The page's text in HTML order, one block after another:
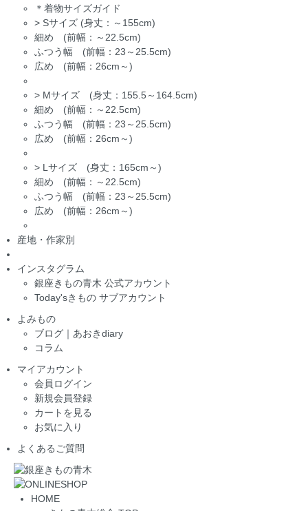
＊着物サイズガイド
> Sサイズ (身丈：～155cm)
細め (前幅：～22.5cm)
ふつう幅 (前幅：23～25.5cm)
広め (前幅：26cm～)
> Mサイズ (身丈：155.5～164.5cm)
細め (前幅：～22.5cm)
ふつう幅 (前幅：23～25.5cm)
広め (前幅：26cm～)
> Lサイズ (身丈：165cm～)
細め (前幅：～22.5cm)
ふつう幅 (前幅：23～25.5cm)
広め (前幅：26cm～)
産地・作家別
インスタグラム
銀座きもの青木 公式アカウント
Today'sきもの サブアカウント
よみもの
ブログ｜あおきdiary
コラム
マイアカウント
会員ログイン
新規会員登録
カートを見る
お気に入り
よくあるご質問
HOME